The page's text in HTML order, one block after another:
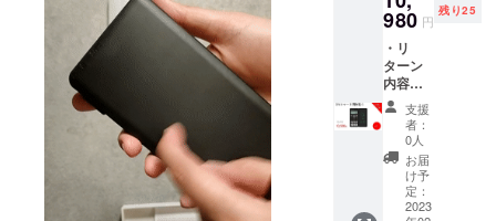
す。
ます。
頂いた
上でご
支援頂
けます
様お願
い致し
ます。
2023年
03月頃
からオ
支援に
より量
産効率
が向上
した場
合、正
規販売
価格が
販売予
定価格
より下
がる可
みの金
額にな
りま
す。 ※
ご注文
状況、
使用部
材の供
給状
況、製
造工程
上の都
980 円
残り25
・リ
ターン
内容：
DIYス
マート
関数電
卓x 3
セット
・一般
販売予
支援
者：
0人
お届
け予
定：
2023